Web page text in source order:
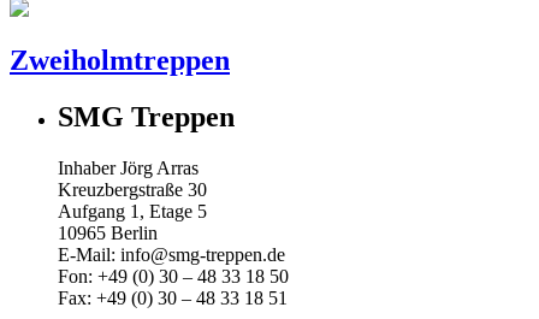
Zweiholmtreppen
SMG Treppen
Inhaber Jörg Arras
Kreuzbergstraße 30
Aufgang 1, Etage 5
10965 Berlin
E-Mail: info@smg-treppen.de
Fon: +49 (0) 30 – 48 33 18 50
Fax: +49 (0) 30 – 48 33 18 51